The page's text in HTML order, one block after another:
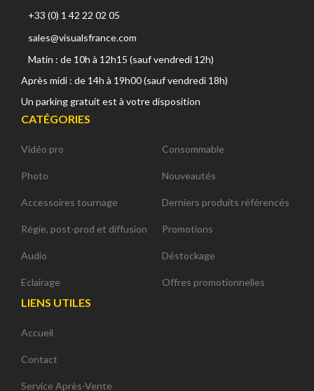
+33 (0) 1 42 22 02 05
sales@visualsfrance.com
Matin : de 10h à 12h15 (sauf vendredi 12h)
Après midi : de 14h à 19h00 (sauf vendredi 18h)
Un parking gratuit est à votre disposition
CATÉGORIES
Vidéo pro
Photo
Accessoires tournage
Régie, post-prod et diffusion
Audio
Eclairage
Consommable
Nouveautés
Derniers produits référencés
Promotions
Déstockage
Offres promotionnelles
LIENS UTILES
Accueil
Contact
Service Après-Vente